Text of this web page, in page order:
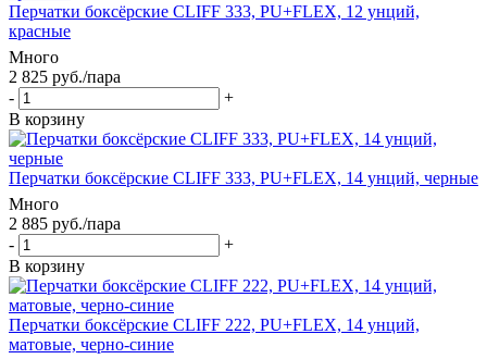
Перчатки боксёрские CLIFF 333, PU+FLEX, 12 унций,
красные
Много
2 825 руб./пара
-
+
В корзину
Перчатки боксёрские CLIFF 333, PU+FLEX, 14 унций, черные
Много
2 885 руб./пара
-
+
В корзину
Перчатки боксёрские CLIFF 222, PU+FLEX, 14 унций,
матовые, черно-синие